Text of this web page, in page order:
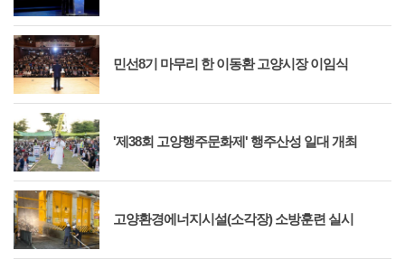
민선8기 마무리 한 이동환 고양시장 이임식
'제38회 고양행주문화제' 행주산성 일대 개최
고양환경에너지시설(소각장) 소방훈련 실시